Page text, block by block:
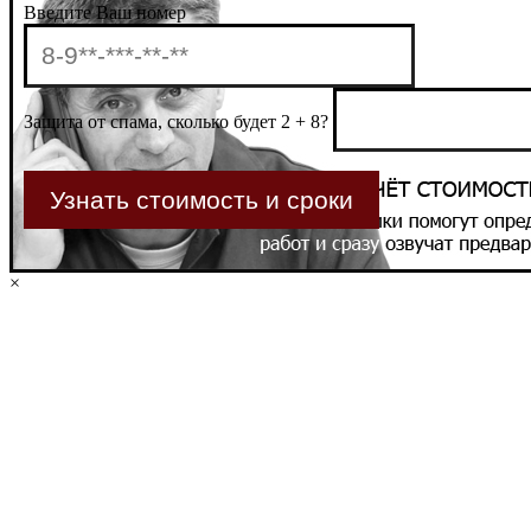
Введите Ваш номер
Защита от спама, сколько будет 2 + 8?
×